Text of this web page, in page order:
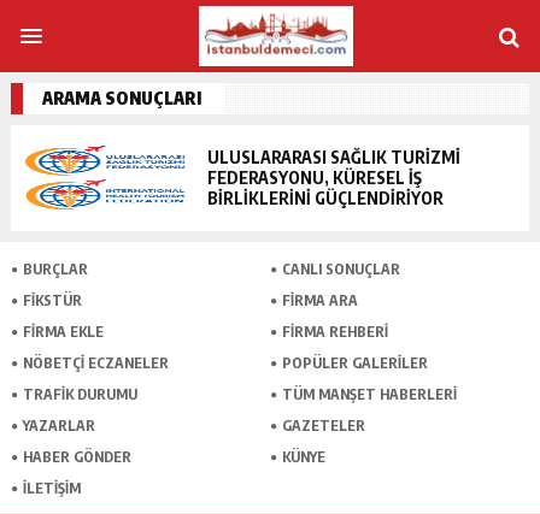
ARAMA SONUÇLARI
ULUSLARARASI SAĞLIK TURIZMI
FEDERASYONU, KÜRESEL İŞ
BIRLIKLERINI GÜÇLENDIRIYOR
BURÇLAR
CANLI SONUÇLAR
FİKSTÜR
FİRMA ARA
FİRMA EKLE
FİRMA REHBERİ
NÖBETÇİ ECZANELER
POPÜLER GALERİLER
TRAFİK DURUMU
TÜM MANŞET HABERLERİ
YAZARLAR
GAZETELER
HABER GÖNDER
KÜNYE
İLETİŞİM